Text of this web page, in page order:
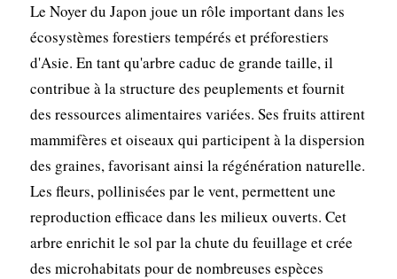
Le Noyer du Japon joue un rôle important dans les
écosystèmes forestiers tempérés et préforestiers
d'Asie. En tant qu'arbre caduc de grande taille, il
contribue à la structure des peuplements et fournit
des ressources alimentaires variées. Ses fruits attirent
mammifères et oiseaux qui participent à la dispersion
des graines, favorisant ainsi la régénération naturelle.
Les fleurs, pollinisées par le vent, permettent une
reproduction efficace dans les milieux ouverts. Cet
arbre enrichit le sol par la chute du feuillage et crée
des microhabitats pour de nombreuses espèces